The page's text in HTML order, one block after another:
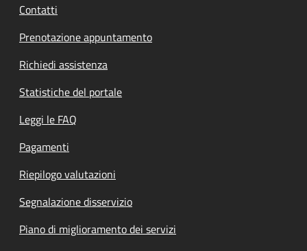
Contatti
Prenotazione appuntamento
Richiedi assistenza
Statistiche del portale
Leggi le FAQ
Pagamenti
Riepilogo valutazioni
Segnalazione disservizio
Piano di miglioramento dei servizi